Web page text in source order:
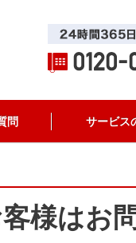
問 サービス
様はお